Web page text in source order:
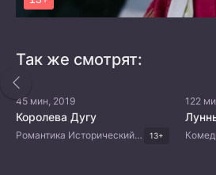
Так же смотрят:
45 мин, 2019
Королева Дугу
Романтика Исторический Китайские дорамы 13+
122